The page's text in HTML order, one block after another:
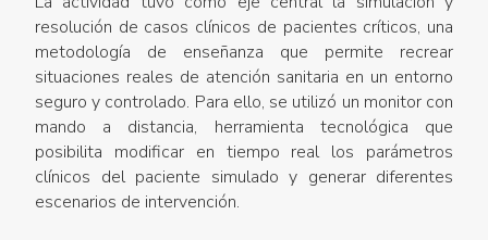
resolución de casos clínicos de pacientes críticos, una
metodología de enseñanza que permite recrear
situaciones reales de atención sanitaria en un entorno
seguro y controlado. Para ello, se utilizó un monitor con
mando a distancia, herramienta tecnológica que
posibilita modificar en tiempo real los parámetros
clínicos del paciente simulado y generar diferentes
escenarios de intervención.